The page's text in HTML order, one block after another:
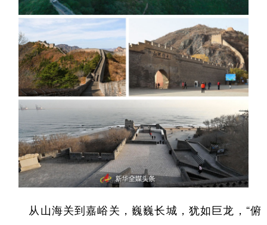
文化产业
地方频道
北京 天津 河北 山西
上海 江苏
浙江 安徽 福建 江西
山东 河南 湖北 湖南
四川 贵州 云南 西藏
从山海关到嘉峪关，巍巍长城，犹如巨龙，“俯